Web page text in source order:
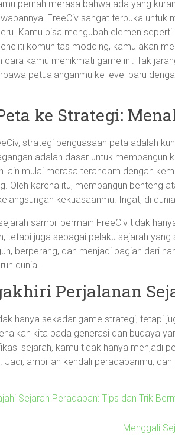
pernah merasa bahwa ada yang
FreeCiv sangat terbuka
Kamu bisa mengubah elemen
komunitas modding, kamu akan
cara kamu menikmati game ini. Tak
petualanganmu ke level baru
ke Strategi:
strategi penguasaan peta adalah
adalah dasar untuk membangun
lain mulai merasa terancam dengan
Oleh karena itu, membangun benteng
kekuasaanmu. Ingat, di
sambil bermain FreeCiv tidak
tetapi juga sebagai pelaku sejarah
berperang, dan menjadi bagian dari
dunia.
Perjalanan
hanya sekadar game strategi, tetapi
kita pada generasi dan budaya
sejarah, kamu tidak hanya menjadi
Jadi, ambillah kendali peradabanmu,
Sejarah Peradaban: Tips dan Trik
Menggali